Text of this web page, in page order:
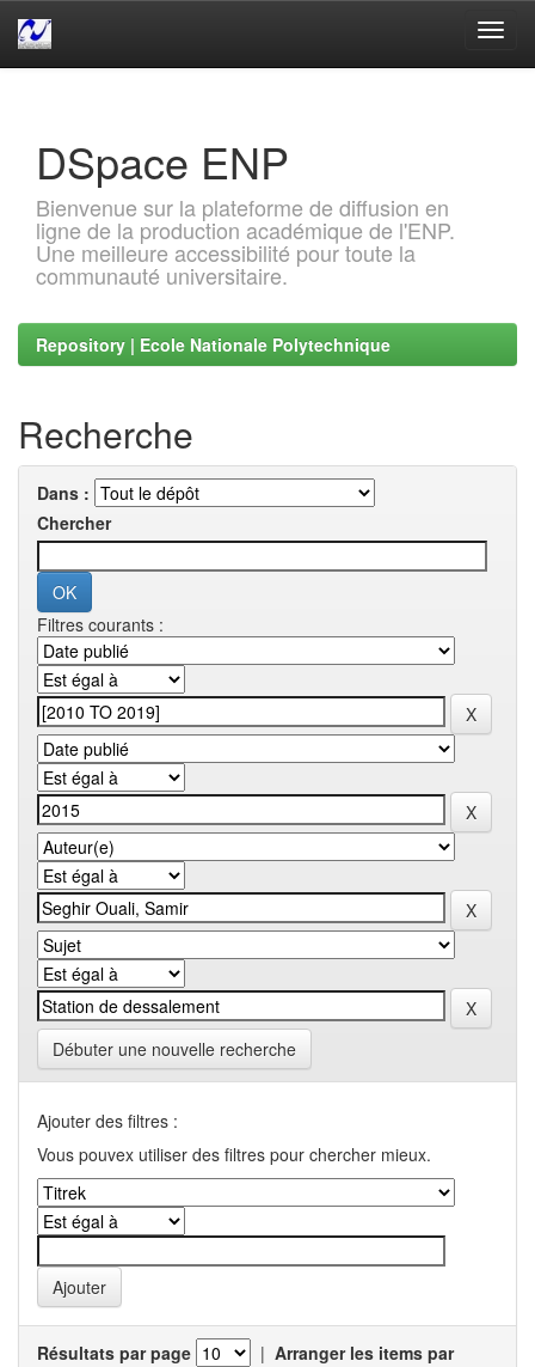
DSpace ENP
Bienvenue sur la plateforme de diffusion en
ligne de la production académique de l'ENP.
Une meilleure accessibilité pour toute la
communauté universitaire.
Repository | Ecole Nationale Polytechnique
Recherche
Dans :
Chercher
Filtres courants :
Débuter une nouvelle recherche
Ajouter des filtres :
Vous pouvex utiliser des filtres pour chercher mieux.
Résultats par page | Arranger les items par